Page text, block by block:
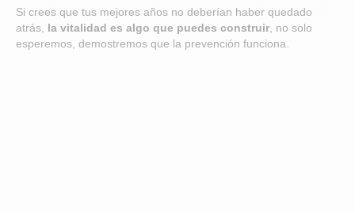
Si crees que tus mejores años no deberían haber quedado
atrás, la vitalidad es algo que puedes construir , no solo
esperemos, demostremos que la prevención funciona.